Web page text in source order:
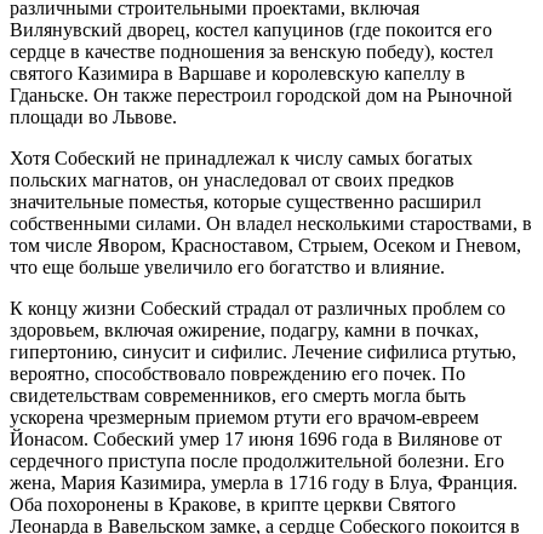
различными строительными проектами, включая
Вилянувский дворец, костел капуцинов (где покоится его
сердце в качестве подношения за венскую победу), костел
святого Казимира в Варшаве и королевскую капеллу в
Гданьске. Он также перестроил городской дом на Рыночной
площади во Львове.
Хотя Собеский не принадлежал к числу самых богатых
польских магнатов, он унаследовал от своих предков
значительные поместья, которые существенно расширил
собственными силами. Он владел несколькими староствами, в
том числе Явором, Красноставом, Стрыем, Осеком и Гневом,
что еще больше увеличило его богатство и влияние.
К концу жизни Собеский страдал от различных проблем со
здоровьем, включая ожирение, подагру, камни в почках,
гипертонию, синусит и сифилис. Лечение сифилиса ртутью,
вероятно, способствовало повреждению его почек. По
свидетельствам современников, его смерть могла быть
ускорена чрезмерным приемом ртути его врачом-евреем
Йонасом. Собеский умер 17 июня 1696 года в Вилянове от
сердечного приступа после продолжительной болезни. Его
жена, Мария Казимира, умерла в 1716 году в Блуа, Франция.
Оба похоронены в Кракове, в крипте церкви Святого
Леонарда в Вавельском замке, а сердце Собеского покоится в